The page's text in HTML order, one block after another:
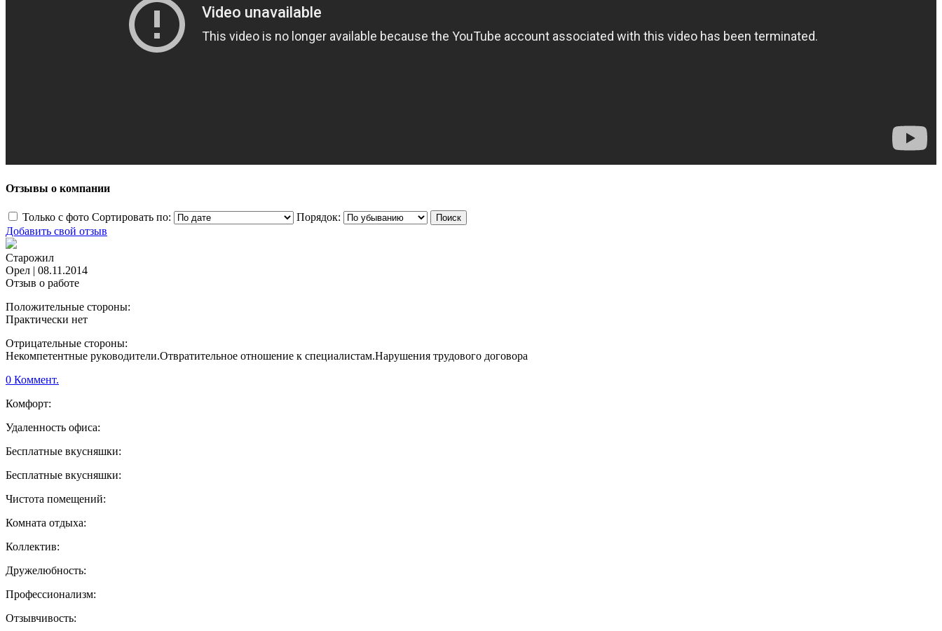
Отзывы о компании
Только с фото Сортировать по:
Порядок:
Добавить свой отзыв
Старожил
Орел | 08.11.2014
Отзыв о работе
Положительные стороны:
Практически нет
Отрицательные стороны:
Некомпетентные руководители.Отвратительное отношение к специалистам.Нарушения трудового договора
0 Коммент.
Комфорт:
Удаленность офиса:
Бесплатные вкусняшки:
Бесплатные вкусняшки:
Чистота помещений:
Комната отдыха:
Коллектив:
Дружелюбность:
Профессионализм:
Отзывчивость: